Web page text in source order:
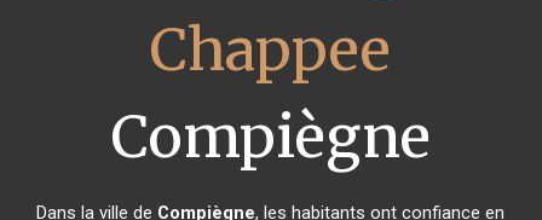
Chappee
Compiègne
Dans la ville de Compiègne, les habitants ont confiance en